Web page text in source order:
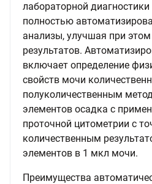
лабораторной
полностью
анализы, улучшая при этом
результатов.
включает определение
свойств мочи
полуколичественным
элементов осадка с
проточной цитометрии с
количественным
элементов в 1 мкл мочи.
Преимущества